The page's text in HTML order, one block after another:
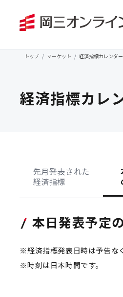
トップ マーケット 経済指標カレンダー
経済指標カレ
先月発表された
経済指標
本日発表予定
※経済指標発表日時は予告な
※時刻は日本時間です。